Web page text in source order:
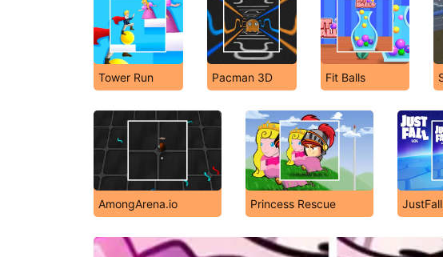
Tower Run Pacman 3D Fit Balls
AmongArena.io Princess Rescue